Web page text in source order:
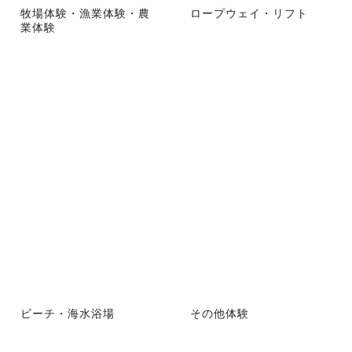
牧場体験・漁業体験・農
業体験
ロープウェイ・リフト
ビーチ・海水浴場 その他体験